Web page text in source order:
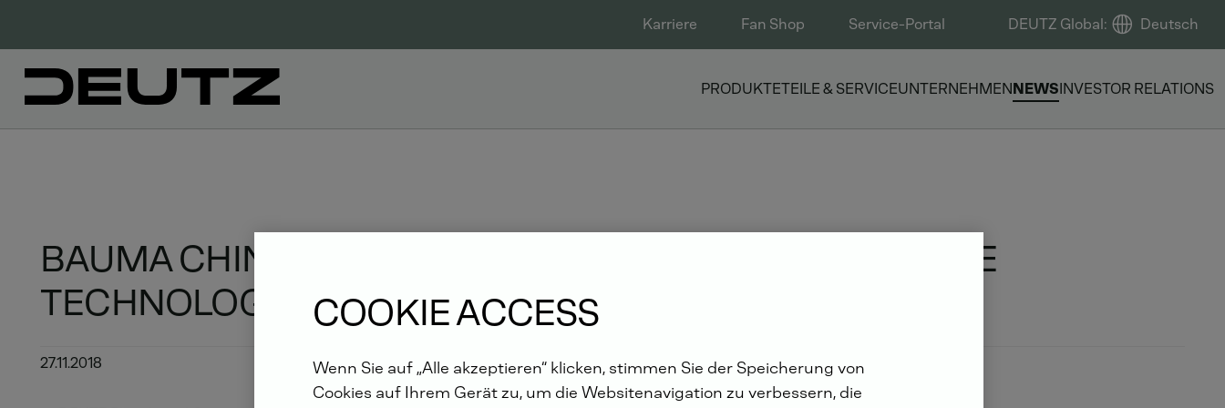
Karriere Fan Shop Service-Portal DEUTZ Global: Deutsch
PRODUKTETEILE & SERVICEUNTERNEHMENNEWSINVESTOR RELATIONS
BAUMA CHINA 2018: DEUTZ PRÄSENTIERT ÜBERLEGENE
TECHNOLOGIE IN „CHINA 4 READY“ MOTOREN
27.11.2018
COOKIE ACCESS
Wenn Sie auf „Alle akzeptieren“ klicken, stimmen Sie der Speicherung von
Cookies auf Ihrem Gerät zu, um die Websitenavigation zu verbessern, die